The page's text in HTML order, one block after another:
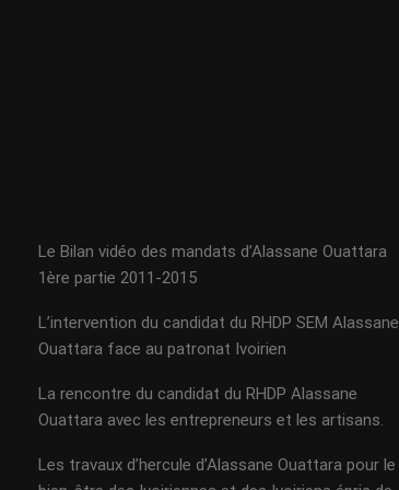
Le Bilan vidéo des mandats d’Alassane Ouattara
1ère partie 2011-2015
L’intervention du candidat du RHDP SEM Alassane
Ouattara face au patronat Ivoirien
La rencontre du candidat du RHDP Alassane
Ouattara avec les entrepreneurs et les artisans.
Les travaux d’hercule d’Alassane Ouattara pour le